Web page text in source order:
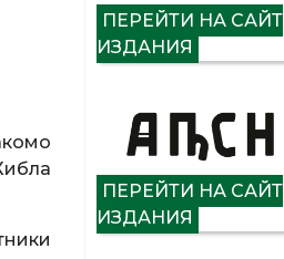
ПЕРЕЙТИ НА САЙТ
ИЗДАНИЯ
ПЕРЕЙТИ НА САЙТ
ИЗДАНИЯ